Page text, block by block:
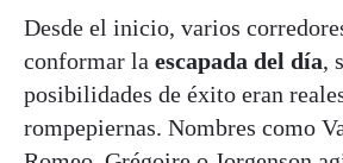
Desde el inicio, varios
conformar la escapada del día,
posibilidades de éxito eran
rompepiernas. Nombres como